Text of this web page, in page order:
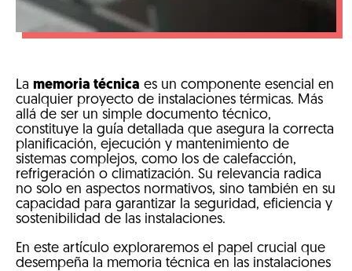
La memoria técnica es un componente esencial en
cualquier proyecto de instalaciones térmicas. Más
allá de ser un simple documento técnico,
constituye la guía detallada que asegura la correcta
planificación, ejecución y mantenimiento de
sistemas complejos, como los de calefacción,
refrigeración o climatización. Su relevancia radica
no solo en aspectos normativos, sino también en su
capacidad para garantizar la seguridad, eficiencia y
sostenibilidad de las instalaciones.
En este artículo exploraremos el papel crucial que
desempeña la memoria técnica en las instalaciones